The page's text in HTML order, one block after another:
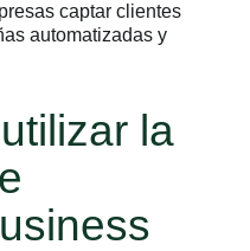
captar clientes
automatizadas y
la